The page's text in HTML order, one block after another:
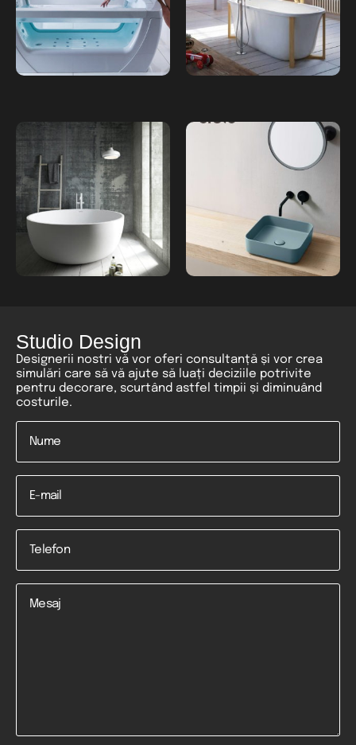
Studio Design
Designerii nostri vă vor oferi consultanță și vor crea
simulări care să vă ajute să luați deciziile potrivite
pentru decorare, scurtând astfel timpii și diminuând
costurile.
Nume
Email
Telefon
Mesaj